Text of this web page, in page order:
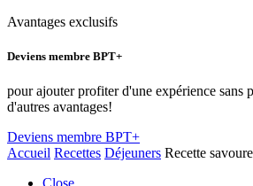
Avantages exclusifs
Deviens membre BPT+
pour ajouter profiter d'une expérience sans
d'autres avantages!
Deviens membre BPT+
Accueil Recettes Déjeuners Recette